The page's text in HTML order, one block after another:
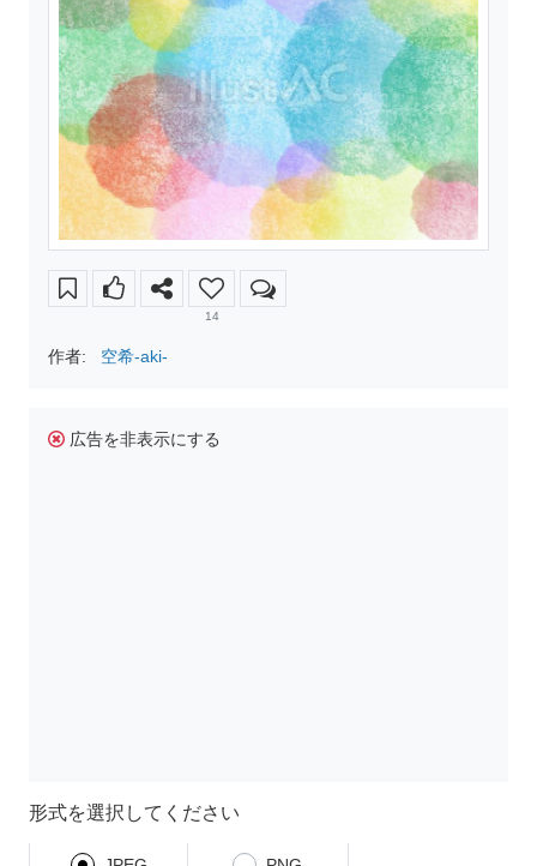
14
作者: 空希-aki-
広告を非表示にする
形式を選択してください